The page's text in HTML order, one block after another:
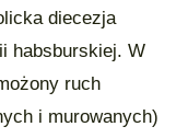
diecezja
habsburskiej. W
ruch
i murowanych)